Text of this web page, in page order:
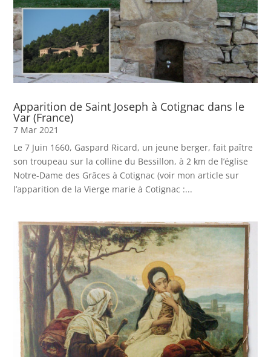
Apparition de Saint Joseph à Cotignac dans le
Var (France)
7 Mar 2021
Le 7 Juin 1660, Gaspard Ricard, un jeune berger, fait paître
son troupeau sur la colline du Bessillon, à 2 km de l’église
Notre-Dame des Grâces à Cotignac (voir mon article sur
l’apparition de la Vierge marie à Cotignac :...